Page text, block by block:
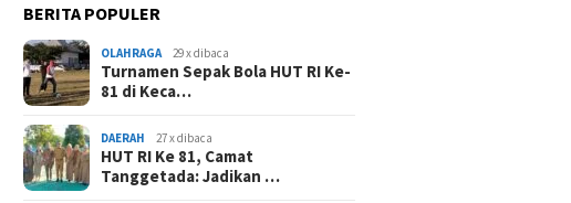
BERITA POPULER
OLAHRAGA 29 x dibaca
Turnamen Sepak Bola HUT RI Ke-
81 di Keca…
DAERAH 27 x dibaca
HUT RI Ke 81, Camat
Tanggetada: Jadikan …